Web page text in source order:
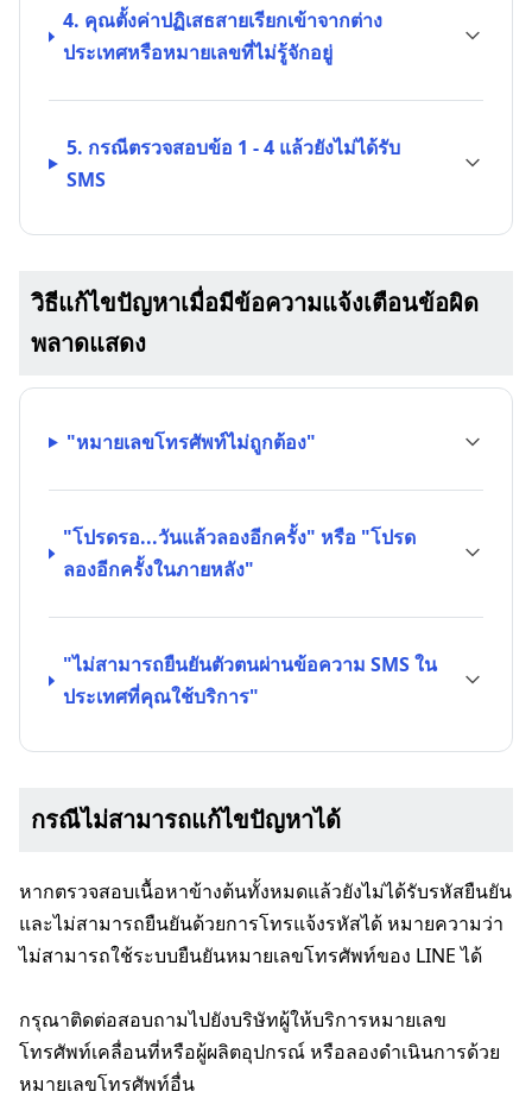
4. คุณตั้งค่าปฏิเสธสายเรียกเข้าจากต่าง
ประเทศหรือหมายเลขที่ไม่รู้จักอยู่
5. กรณีตรวจสอบข้อ 1 - 4 แล้วยังไม่ได้รับ
SMS
วิธีแก้ไขปัญหาเมื่อมีข้อความแจ้งเตือนข้อผิด
พลาดแสดง
"หมายเลขโทรศัพท์ไม่ถูกต้อง"
"โปรดรอ...วันแล้วลองอีกครั้ง" หรือ "โปรด
ลองอีกครั้งในภายหลัง"
"ไม่สามารถยืนยันตัวตนผ่านข้อความ SMS ใน
ประเทศที่คุณใช้บริการ"
กรณีไม่สามารถแก้ไขปัญหาได้
หากตรวจสอบเนื้อหาข้างต้นทั้งหมดแล้วยังไม่ได้รับรหัสยืนยัน
และไม่สามารถยืนยันด้วยการโทรแจ้งรหัสได้ หมายความว่า
ไม่สามารถใช้ระบบยืนยันหมายเลขโทรศัพท์ของ LINE ได้
กรุณาติดต่อสอบถามไปยังบริษัทผู้ให้บริการหมายเลข
โทรศัพท์เคลื่อนที่หรือผู้ผลิตอุปกรณ์ หรือลองดำเนินการด้วย
หมายเลขโทรศัพท์อื่น